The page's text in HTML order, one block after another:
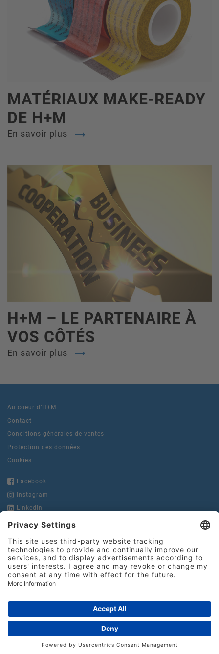
MATÉRIAUX MAKE-READY
DE H+M
En savoir plus
H+M – LE PARTENAIRE À
VOS CÔTÉS
En savoir plus
Au coeur d’H+M
Contact
Conditions générales de ventes
Protection des données
Cookies
Facebook
Instagram
LinkedIn
YouTube
Hinderer + Muhlich
France S.N.C.
contact@hinderer-